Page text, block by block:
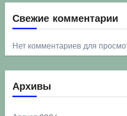
Свежие комментарии
Нет комментариев для
Архивы